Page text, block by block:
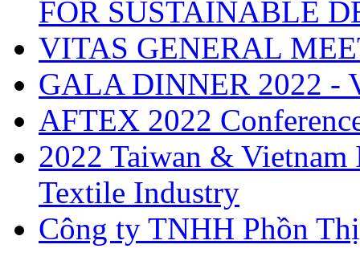
FOR SUSTAINABLE
VITAS GENERAL
GALA DINNER 2022 -
AFTEX 2022
2022 Taiwan &
Textile Industry
Công ty TNHH Phồn